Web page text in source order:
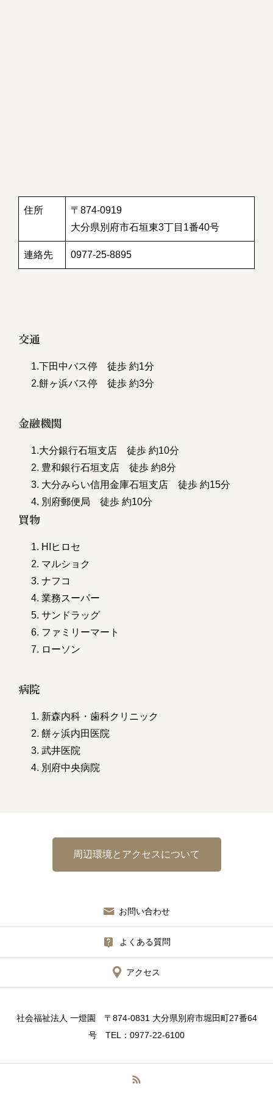
住所
〒874-0919
大分県別府市石垣東3丁目1番40号
連絡先 0977-25-8895
交通
1.下田中バス停 徒歩 約1分
2.餅ヶ浜バス停 徒歩 約3分
金融機関
1.大分銀行石垣支店 徒歩 約10分
2. 豊和銀行石垣支店 徒歩 約8分
3. 大分みらい信用金庫石垣支店 徒歩 約15分
4. 別府郵便局 徒歩 約10分
買物
1. HIヒロセ
2. マルショク
3. ナフコ
4. 業務スーパー
5. サンドラッグ
6. ファミリーマート
7. ローソン
病院
1. 新森内科・歯科クリニック
2. 餅ヶ浜内田医院
3. 武井医院
4. 別府中央病院
周辺環境とアクセスについて
お問い合わせ
よくある質問
アクセス
社会福祉法人 一燈園 〒874-0831 大分県別府市堀田町27番64
号 TEL：0977-22-6100